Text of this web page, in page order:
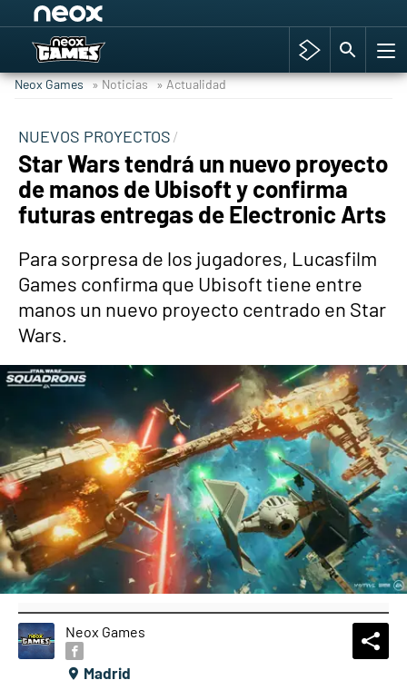
Hyrule Warriors: La Era del Cataclismo
Cyberpunk 2077
Hyrule Warriors
Asia peculiar tradición
Neox Games » Noticias » Actualidad
NUEVOS PROYECTOS
Star Wars tendrá un nuevo proyecto
de manos de Ubisoft y confirma
futuras entregas de Electronic Arts
Para sorpresa de los jugadores, Lucasfilm
Games confirma que Ubisoft tiene entre
manos un nuevo proyecto centrado en Star
Wars.
Neox Games
Madrid